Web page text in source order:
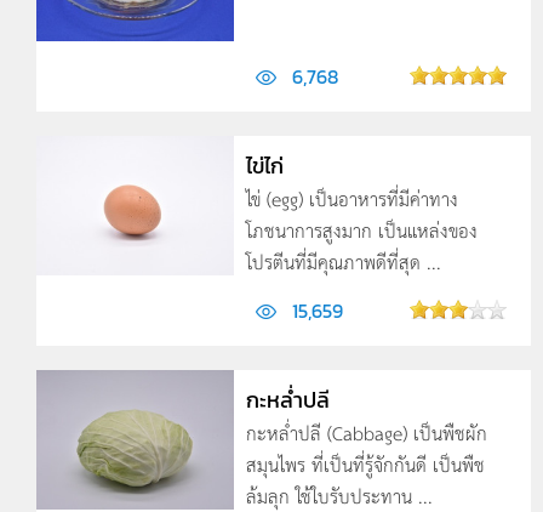
6,768
ไข่ไก่
ไข่ (egg) เป็นอาหารที่มีค่าทาง
โภชนาการสูงมาก เป็นแหล่งของ
โปรตีนที่มีคุณภาพดีที่สุด ...
15,659
กะหล่ำปลี
กะหล่ำปลี (Cabbage) เป็นพืชผัก
สมุนไพร ที่เป็นที่รู้จักกันดี เป็นพืช
ล้มลุก ใช้ใบรับประทาน ...